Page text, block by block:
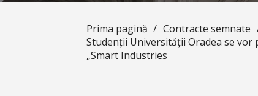
Prima pagină / Contracte semnate
Studenții Universității Oradea se
„Smart Industries